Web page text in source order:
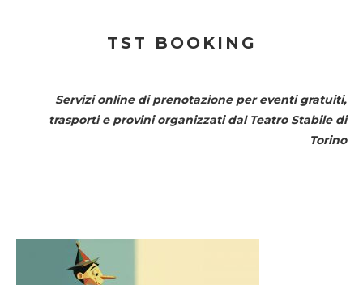
TST BOOKING
Servizi online di prenotazione per eventi gratuiti,
trasporti e provini organizzati dal Teatro Stabile di
Torino